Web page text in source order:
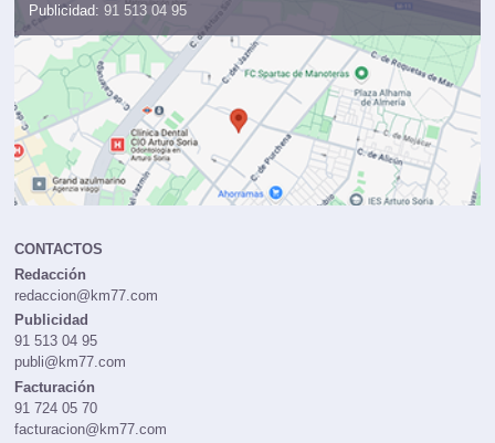
Publicidad: 91 513 04 95
CONTACTOS
Redacción
redaccion@km77.com
Publicidad
91 513 04 95
publi@km77.com
Facturación
91 724 05 70
facturacion@km77.com